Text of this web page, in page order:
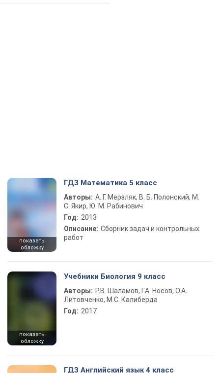
показать
обложку
ГДЗ Математика 5 класс
Авторы: А. Г. Мерзляк, В. Б. Полонский, М.
С. Якир, Ю. М. Рабинович
Год: 2013
Описание: Сборник задач и контрольных
работ
показать
обложку
Учебники Биология 9 класс
Авторы: Р.В. Шаламов, Г.А. Носов, О.А.
Литовченко, М.С. Калиберда
Год: 2017
ГДЗ Английский язык 4 класс